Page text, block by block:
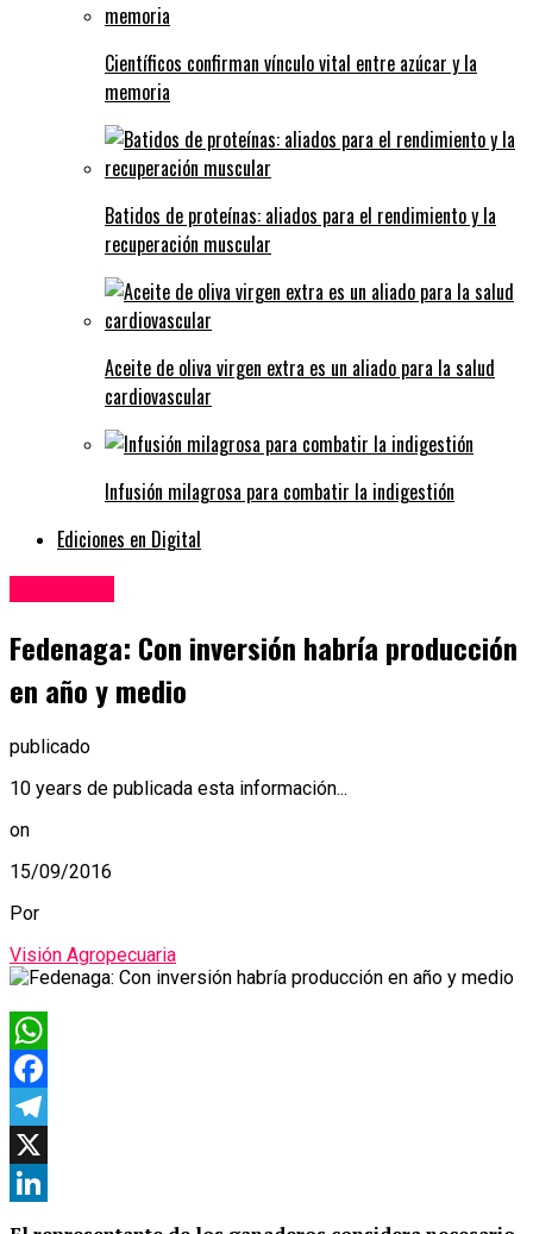
Científicos confirman vínculo vital entre azúcar y la
memoria
Batidos de proteínas: aliados para el rendimiento y la
recuperación muscular
Aceite de oliva virgen extra es un aliado para la salud
cardiovascular
Infusión milagrosa para combatir la indigestión
Ediciones en Digital
Fedenaga: Con inversión habría producción
en año y medio
publicado
10 years de publicada esta información...
on
15/09/2016
Por
Visión Agropecuaria
WhatsApp
Facebook
Telegram
X